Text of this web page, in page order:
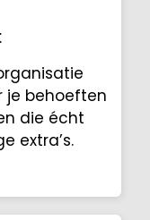
je behoeften
die écht
extra’s.